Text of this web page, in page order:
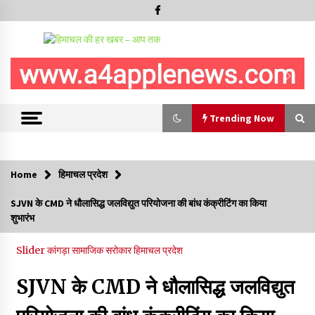
Trending Now
रामपुर नगर परिषद के पिछले 5 वर्षों के कार्यों की होगी समीक्षा, अनियमितता मिली
तो होगी जांच : करण शर्मा
09/08/2026
Home हिमाचल प्रदेश
SJVN के CMD ने धौलासिद्ध जलविद्युत परियोजना की बांध कंक्रीटिंग का किया
शुभारंभ
Sliderकांगड़ासामाजिक सरोकारहिमाचल प्रदेश
SJVN के CMD ने धौलासिद्ध जलविद्युत